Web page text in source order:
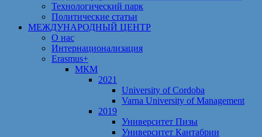
Технологический парк
Политические статьи
МЕЖДУНАРОДНЫЙ ЦЕНТР
О нас
Интернационализация
Erasmus+
МКМ
2021
University of Cordoba
Varna University of Management
2019
Университет Пизы
Университет Кантабрии